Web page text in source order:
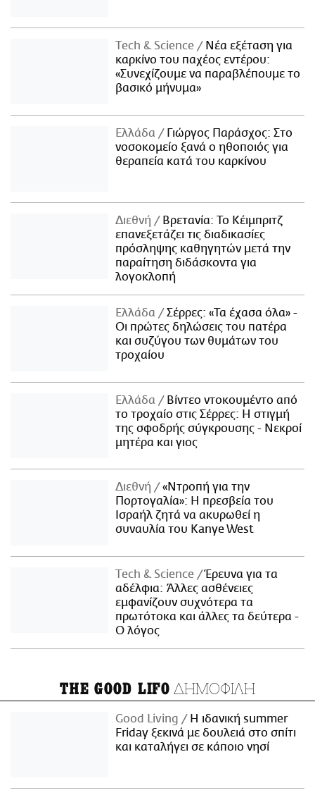
Τech & Science
Νέα εξέταση για
καρκίνο του παχέος εντέρου:
«Συνεχίζουμε να παραβλέπουμε το
βασικό μήνυμα»
Ελλάδα
Γιώργος Παράσχος: Στο
νοσοκομείο ξανά ο ηθοποιός για
θεραπεία κατά του καρκίνου
Διεθνή
Βρετανία: Το Κέιμπριτζ
επανεξετάζει τις διαδικασίες
πρόσληψης καθηγητών μετά την
παραίτηση διδάσκοντα για
λογοκλοπή
Ελλάδα
Σέρρες: «Τα έχασα όλα» -
Οι πρώτες δηλώσεις του πατέρα
και συζύγου των θυμάτων του
τροχαίου
Ελλάδα
Βίντεο ντοκουμέντο από
το τροχαίο στις Σέρρες: Η στιγμή
της σφοδρής σύγκρουσης - Νεκροί
μητέρα και γιος
Διεθνή
«Ντροπή για την
Πορτογαλία»: Η πρεσβεία του
Ισραήλ ζητά να ακυρωθεί η
συναυλία του Kanye West
Τech & Science
Έρευνα για τα
αδέλφια: Άλλες ασθένειες
εμφανίζουν συχνότερα τα
πρωτότοκα και άλλες τα δεύτερα -
Ο λόγος
THE GOOD LIFO ΔΗΜΟΦΙΛΗ
Good Living
Η ιδανική summer
Friday ξεκινά με δουλειά στο σπίτι
και καταλήγει σε κάποιο νησί